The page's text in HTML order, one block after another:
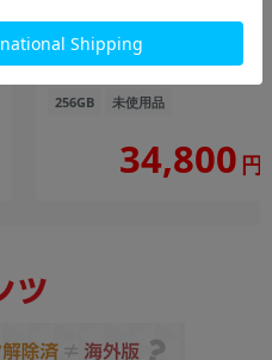
ック
【RAM8GB/ROM256GB 国
内版SIMフリー】
256GB 未使用品
34,800 円